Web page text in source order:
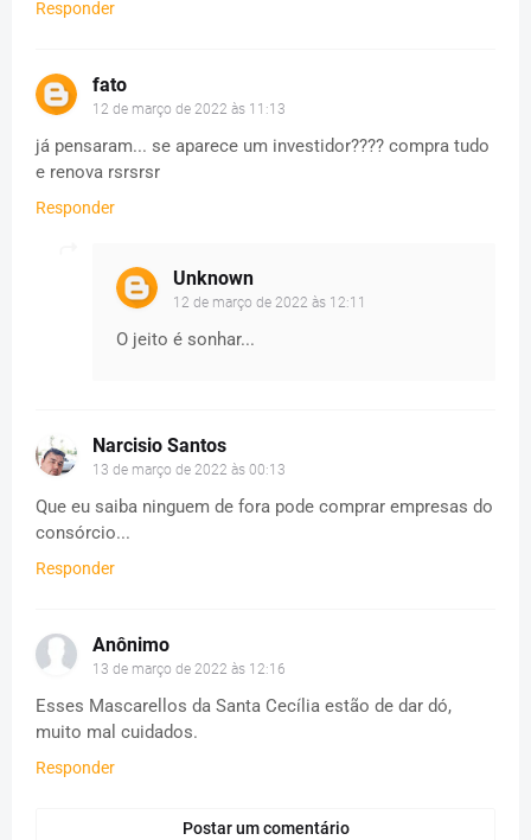
Responder
fato
12 de março de 2022 às 11:13
já pensaram... se aparece um investidor???? compra tudo
e renova rsrsrsr
Responder
Unknown
12 de março de 2022 às 12:11
O jeito é sonhar...
Narcisio Santos
13 de março de 2022 às 00:13
Que eu saiba ninguem de fora pode comprar empresas do
consórcio...
Responder
Anônimo
13 de março de 2022 às 12:16
Esses Mascarellos da Santa Cecília estão de dar dó,
muito mal cuidados.
Responder
Postar um comentário